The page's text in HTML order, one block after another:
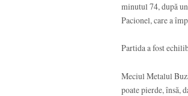
minutul 74, după
Pacionel, care a
Partida a fost
Meciul Metalul
poate pierde, însă,